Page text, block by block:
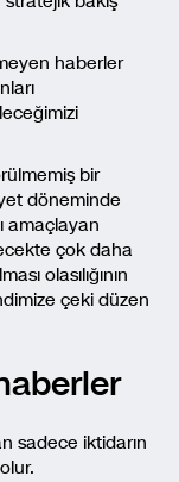
haberler
bir
döneminde
amaçlayan
çok daha
olasılığının
çeki düzen
sadece iktidarın